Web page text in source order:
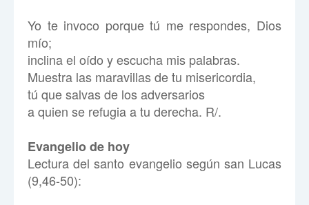
Yo te invoco porque tú me respondes, Dios
mío;
inclina el oído y escucha mis palabras.
Muestra las maravillas de tu misericordia,
tú que salvas de los adversarios
a quien se refugia a tu derecha. R/.
Evangelio de hoy
Lectura del santo evangelio según san Lucas
(9,46-50):